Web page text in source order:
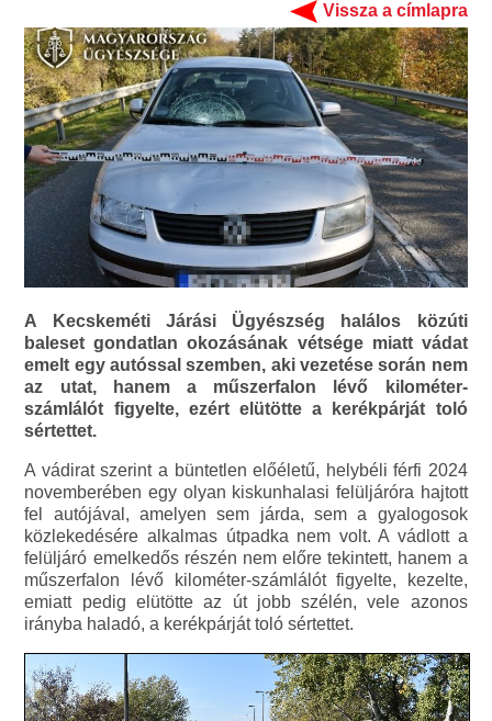
Vissza a címlapra
A Kecskeméti Járási Ügyészség halálos közúti
baleset gondatlan okozásának vétsége miatt vádat
emelt egy autóssal szemben, aki vezetése során nem
az utat, hanem a műszerfalon lévő kilométer-
számlálót figyelte, ezért elütötte a kerékpárját toló
sértettet.
A vádirat szerint a büntetlen előéletű, helybéli férfi 2024
novemberében egy olyan kiskunhalasi felüljáróra hajtott
fel autójával, amelyen sem járda, sem a gyalogosok
közlekedésére alkalmas útpadka nem volt. A vádlott a
felüljáró emelkedős részén nem előre tekintett, hanem a
műszerfalon lévő kilométer-számlálót figyelte, kezelte,
emiatt pedig elütötte az út jobb szélén, vele azonos
irányba haladó, a kerékpárját toló sértettet.